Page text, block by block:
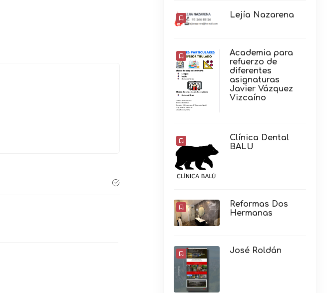
Lejía Nazarena
Academia para
refuerzo de
diferentes
asignaturas
Javier Vázquez
Vizcaíno
Clínica Dental
BALU
Reformas Dos
Hermanas
José Roldán